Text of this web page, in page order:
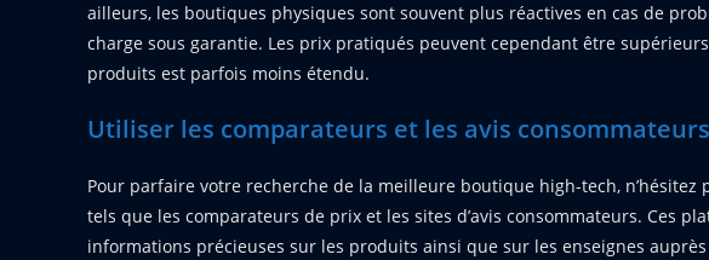
ailleurs, les boutiques physiques sont souvent plus réactives en cas de
charge sous garantie. Les prix pratiqués peuvent cependant être
produits est parfois moins étendu.
Utiliser les comparateurs et les avis
Pour parfaire votre recherche de la meilleure boutique high-tech,
tels que les comparateurs de prix et les sites d’avis consommateurs. Ces
informations précieuses sur les produits ainsi que sur les enseignes